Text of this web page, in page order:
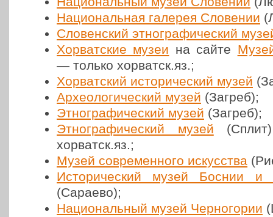
Наци­о­наль­ная галерея Сло­ве­нии
Сло­вен­ский этно­гра­фи­че­ский
Хор­ват­ские музеи на сайте
— только хорватск.яз.;
Хор­ват­ский исто­ри­че­ский музей
Архео­ло­ги­че­ский музей (Загреб);
Этно­гра­фи­че­ский музей (Загреб);
Этно­гра­фи­че­ский музей
хорватск.яз.;
Музей совре­мен­но­го искус­ства
Исто­ри­че­ский музей Боснии и
(Сараево);
Наци­о­наль­ный музей Чер­но­го­рии